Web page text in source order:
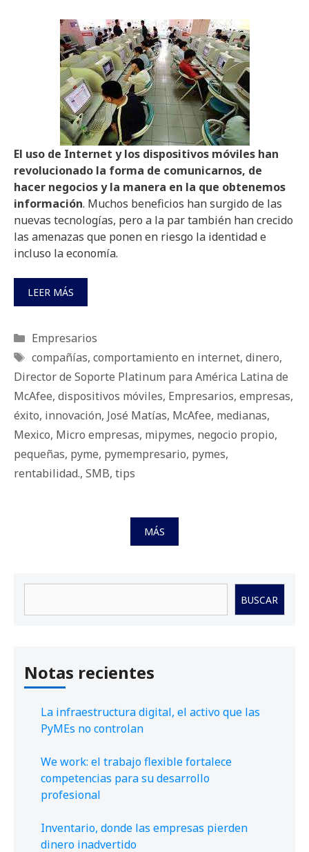
El uso de Internet y los dispositivos móviles han
revolucionado la forma de comunicarnos, de
hacer negocios y la manera en la que obtenemos
información. Muchos beneficios han surgido de las
nuevas tecnologías, pero a la par también han crecido
las amenazas que ponen en riesgo la identidad e
incluso la economía.
LEER MÁS
Categorías
Empresarios
Etiquetas
compañías, comportamiento en internet, dinero,
Director de Soporte Platinum para América Latina de
McAfee, dispositivos móviles, Empresarios, empresas,
éxito, innovación, José Matías, McAfee, medianas,
Mexico, Micro empresas, mipymes, negocio propio,
pequeñas, pyme, pymempresario, pymes,
rentabilidad., SMB, tips
MÁS
BUSCAR
Notas recientes
La infraestructura digital, el activo que las
PyMEs no controlan
We work: el trabajo flexible fortalece
competencias para su desarrollo
profesional
Inventario, donde las empresas pierden
dinero inadvertido